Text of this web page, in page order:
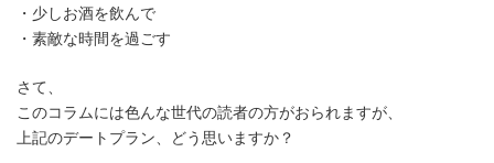
・少しお酒を飲んで
・素敵な時間を過ごす
さて、
このコラムには色んな世代の読者の方がおられますが、
上記のデートプラン、どう思いますか？